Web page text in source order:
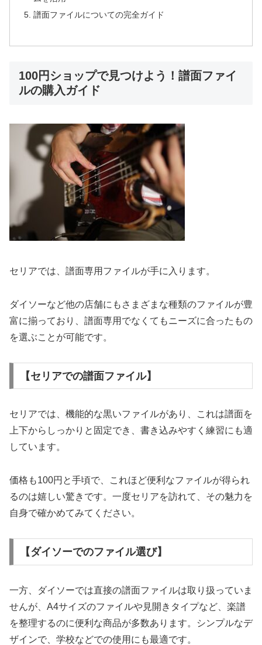
譜面ファイルについての完全ガイド
100円ショップで見つけよう！譜面ファイ
ルの購入ガイド
セリアでは、譜面専用ファイルが手に入ります。
ダイソーなど他の店舗にもさまざまな種類のファイルが豊
富に揃っており、譜面専用でなくてもニーズに合ったもの
を選ぶことが可能です。
【セリアでの譜面ファイル】
セリアでは、機能的な黒いファイルがあり、これは譜面を
上下からしっかりと固定でき、書き込みやすく練習にも適
しています。
価格も100円と手頃で、これほど便利なファイルが得られ
るのは嬉しい驚きです。一度セリアを訪れて、その魅力を
自身で確かめてみてください。
【ダイソーでのファイル選び】
一方、ダイソーでは直接の譜面ファイルは取り扱っていま
せんが、A4サイズのファイルや見開きタイプなど、楽譜
を整理するのに便利な商品が多数あります。シンプルなデ
ザインで、学校などでの使用にも最適です。